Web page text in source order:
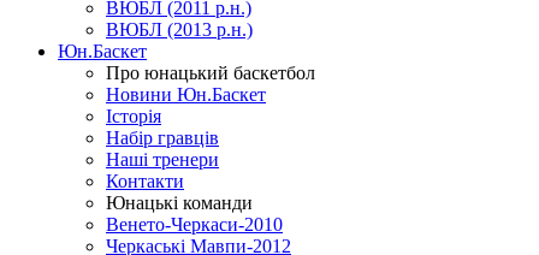
ВЮБЛ (2011 р.н.)
ВЮБЛ (2013 р.н.)
Юн.Баскет
Про юнацький баскетбол
Новини Юн.Баскет
Історія
Набір гравців
Наші тренери
Контакти
Юнацькі команди
Венето-Черкаси-2010
Черкаські Мавпи-2012